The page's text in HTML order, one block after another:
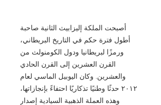
أصبحت الملكة إليزابيث الثانية صاحبة
أطول فترة حكم في التاريخ البريطاني،
ورمزًا لبريطانيا ودول الكومنولث من
القرن العشرين إلى القرن الحادي
والعشرين. وكان اليوبيل الماسي لعام
٢٠١٢ حدثًا وطنيًا تذكاريًا احتفاءً بإنجازاتها،
وهذه العملة الذهبية السيادية إصدار